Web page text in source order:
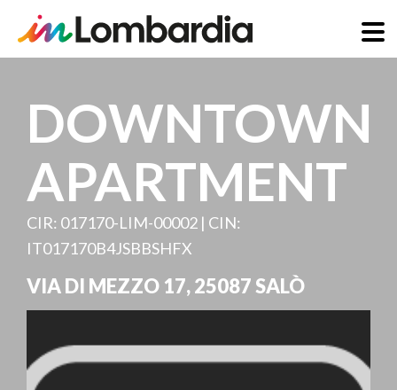
DOWNTOWN
APARTMENT
CIR: 017170-LIM-00002 | CIN:
IT017170B4JSBBSHFX
VIA DI MEZZO 17,25087 SALÒ